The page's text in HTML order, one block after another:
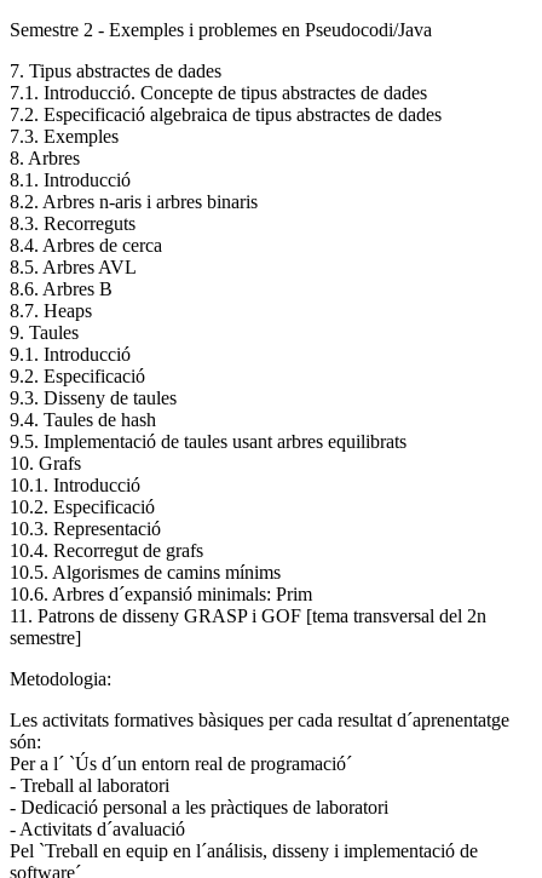
Semestre 2 - Exemples i problemes en Pseudocodi/Java
7. Tipus abstractes de dades
7.1. Introducció. Concepte de tipus abstractes de dades
7.2. Especificació algebraica de tipus abstractes de dades
7.3. Exemples
8. Arbres
8.1. Introducció
8.2. Arbres n-aris i arbres binaris
8.3. Recorreguts
8.4. Arbres de cerca
8.5. Arbres AVL
8.6. Arbres B
8.7. Heaps
9. Taules
9.1. Introducció
9.2. Especificació
9.3. Disseny de taules
9.4. Taules de hash
9.5. Implementació de taules usant arbres equilibrats
10. Grafs
10.1. Introducció
10.2. Especificació
10.3. Representació
10.4. Recorregut de grafs
10.5. Algorismes de camins mínims
10.6. Arbres d´expansió minimals: Prim
11. Patrons de disseny GRASP i GOF [tema transversal del 2n
semestre]
Metodologia:
Les activitats formatives bàsiques per cada resultat d´aprenentatge
són:
Per a l´ `Ús d´un entorn real de programació´
- Treball al laboratori
- Dedicació personal a les pràctiques de laboratori
- Activitats d´avaluació
Pel `Treball en equip en l´análisis, disseny i implementació de
software´